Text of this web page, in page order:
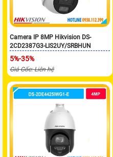
Camera IP 8MP Hikvision DS-
2CD2387G3-LIS2UY/SRBHUN
5%-35%
Giá Gốc: Liên hệ